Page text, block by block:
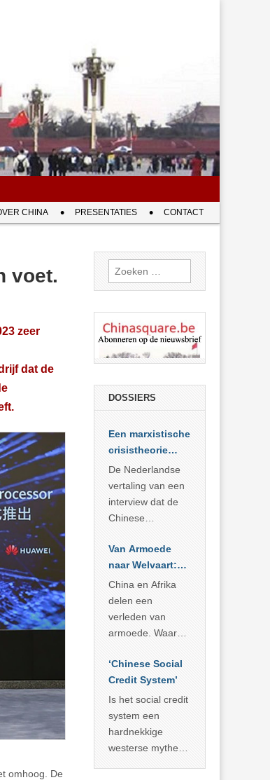
CHINA PRESENTATIES CONTACT
voet.
zeer
dat de
omhoog. De
Zoeken
naar:
DOSSIERS
Een marxistische
crisistheorie
voor vandaag
De Nederlandse
vertaling van een
interview dat de
Chinese
Sociale
Wetenschappen
afnam van de
Britse
marxistische
econoom Michael
zien dat
… >> lees meer
Van Armoede
naar Welvaart:
Wat Afrika kan
leren van
China’s
economisch
China en Afrika
delen een
verleden van
armoede. Waar
voorbije veertig
jaar in slaagde
meer dan 800
miljoen mensen
uit de armoede
… >> lees meer
‘Chinese Social
Credit System’
Is het social credit
system een
hardnekkige
westerse mythe of